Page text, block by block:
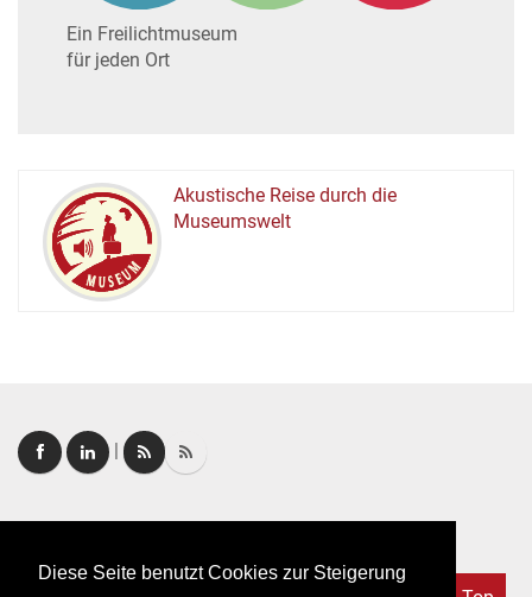
Diese Seite benutzt Cookies zur Steigerung
Ein Freilichtmuseum
für jeden Ort
MUSEUM
Akustische Reise durch die
Museumswelt